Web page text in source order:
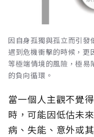
因自身孤獨與孤立而引發
遇到危機衝擊的時候，更
等極端情境的風險，極易
的負向循環。
當一個人主觀不覺
時，可能因低估未
病、失能、意外或